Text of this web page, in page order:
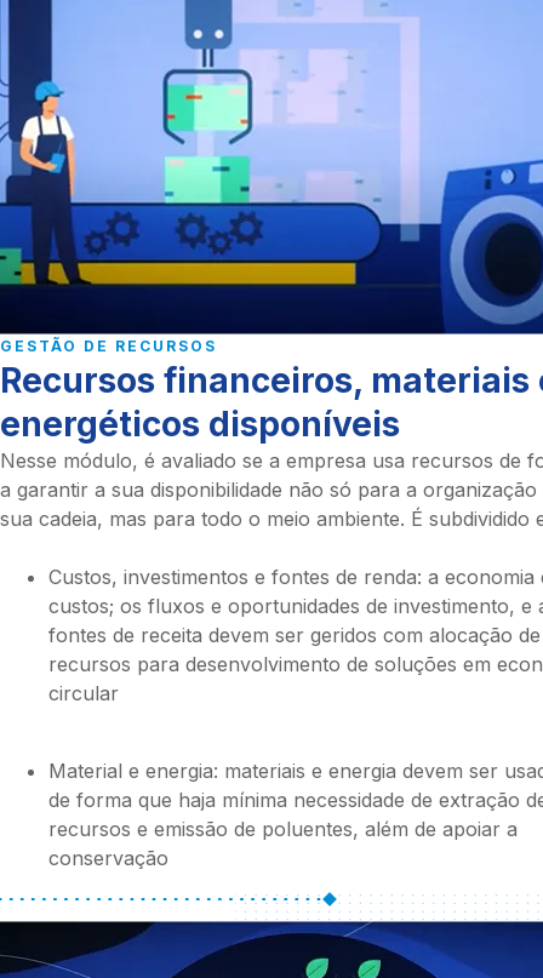
GESTÃO DE RECURSOS
Recursos financeiros, materiais
energéticos disponíveis
Nesse módulo, é avaliado se a empresa usa recursos de
a garantir a sua disponibilidade não só para a organização
sua cadeia, mas para todo o meio ambiente. É subdividido
Custos, investimentos e fontes de renda: a economia
custos; os fluxos e oportunidades de investimento, e
fontes de receita devem ser geridos com alocação de
recursos para desenvolvimento de soluções em
circular
Material e energia: materiais e energia devem ser
de forma que haja mínima necessidade de extração
recursos e emissão de poluentes, além de apoiar a
conservação